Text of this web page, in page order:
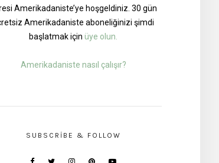
Amerikadaniste’ye hoşgeldiniz. 30 gün
Amerikadaniste aboneliğinizi şimdi
başlatmak için üye olun.
Amerikadaniste nasıl çalışır?
SUBSCRIBE & FOLLOW